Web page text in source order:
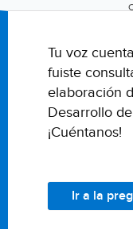
Tu voz
fuiste
elaboración
Desarrollo
¡Cuéntanos!
Ir a la